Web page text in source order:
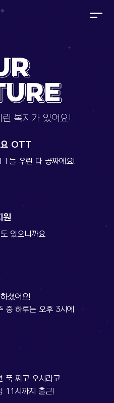
Our Culture
복지가 있어요!
요 OTT
들 우린 다 공짜에요!
원
있으니까요
셨어요!
중 하루는 오후 3시에
푹 찌고 오시라고
11시까지 출근!